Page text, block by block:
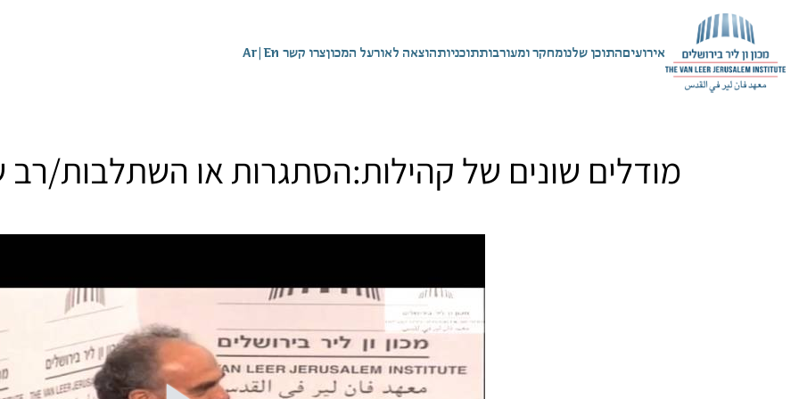
אירועיםהתוכן שלנומחקר ומעורבותתוכניותהוצאה לאורעל המכוןצרו קשר En
|
Ar
מודלים שונים של קהילות:הסתגרות או השתלבות/רב